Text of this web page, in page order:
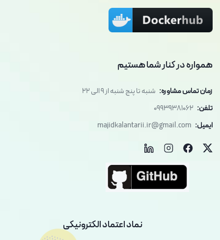
همواره در کنار شما هستیم
زمان تماس مشاوره: شنبه تا پنج شنبه از 9 الی 22
تلفن: 09939381062
ایمیل: majidkalantarii.ir@gmail.com
نماد اعتماد الکترونیکی